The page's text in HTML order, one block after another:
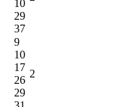
10
29
37
9
10
17
26
29
2